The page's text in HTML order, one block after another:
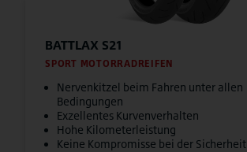
BATTLAX S21
SPORT MOTORRADREIFEN
Nervenkitzel beim Fahren unter allen
Bedingungen
Exzellentes Kurvenverhalten
Hohe Kilometerleistung
Keine Kompromisse bei der Sicherheit